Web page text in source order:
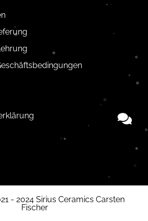
- 2024 Sirius Ceramics Carsten
Fischer